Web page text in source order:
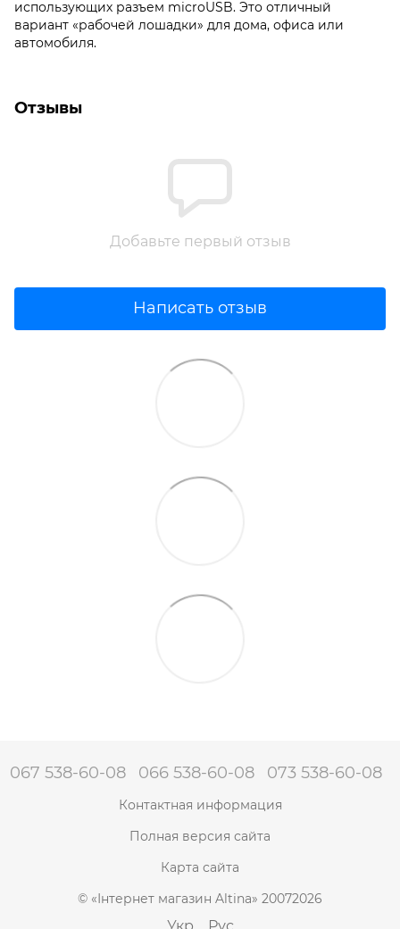
использующих разъем microUSB. Это отличный
вариант «рабочей лошадки» для дома, офиса или
автомобиля.
Отзывы
Добавьте первый отзыв
Написать отзыв
067 538-60-08 066 538-60-08 073 538-60-08
Контактная информация
Полная версия сайта
Карта сайта
© «Інтернет магазин Altina» 20072026
Укр Рус